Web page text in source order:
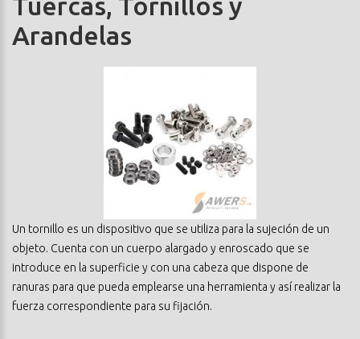
Arandelas
Un tornillo es un dispositivo que se utiliza para la sujeción de un
objeto. Cuenta con un cuerpo alargado y enroscado que se
introduce en la superficie y con una cabeza que dispone de
ranuras para que pueda emplearse una herramienta y así realizar la
fuerza correspondiente para su fijación.